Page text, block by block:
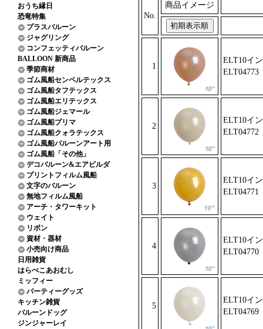
おうち縁日
恐竜特集
プラスバルーン
ジャグリング
コンフェッティバルーン
BALLOON 新商品
季節商材
ゴム風船センペルテックス
ゴム風船タフテックス
ゴム風船エリテックス
ゴム風船ジェマール
ゴム風船プリマ
ゴム風船クォラテックス
ゴム風船バルーンアート用
ゴム風船「その他」
デコバルーン&エアビルダ
プリントフィルム風船
文字のバルーン
無地フィルム風船
アーチ・タワーキット
ウェイト
リボン
資材・器材
小売向け商品
日用雑貨
はらぺこあおむし
ミッフィー
パーティーグッズ
キッチン雑貨
バルーンドッグ
ジンジャーレイ
No.
商品イメージ
1
ELT10イ
ELT04773
2
ELT10イ
ELT04772
3
ELT10イ
ELT04771
4
ELT10イ
ELT04770
5
ELT10イ
ELT04769